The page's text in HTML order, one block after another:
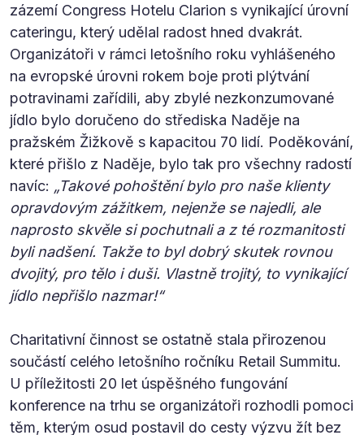
zázemí Congress Hotelu Clarion s vynikající úrovní
cateringu, který udělal radost hned dvakrát.
Organizátoři v rámci letošního roku vyhlášeného
na evropské úrovni rokem boje proti plýtvání
potravinami zařídili, aby zbylé nezkonzumované
jídlo bylo doručeno do střediska Naděje na
pražském Žižkově s kapacitou 70 lidí. Poděkování,
které přišlo z Naděje, bylo tak pro všechny radostí
navíc: „Takové pohoštění bylo pro naše klienty
opravdovým zážitkem, nejenže se najedli, ale
naprosto skvěle si pochutnali a z té rozmanitosti
byli nadšení. Takže to byl dobrý skutek rovnou
dvojitý, pro tělo i duši. Vlastně trojitý, to vynikající
jídlo nepřišlo nazmar!“
Charitativní činnost se ostatně stala přirozenou
součástí celého letošního ročníku Retail Summitu.
U příležitosti 20 let úspěšného fungování
konference na trhu se organizátoři rozhodli pomoci
těm, kterým osud postavil do cesty výzvu žít bez